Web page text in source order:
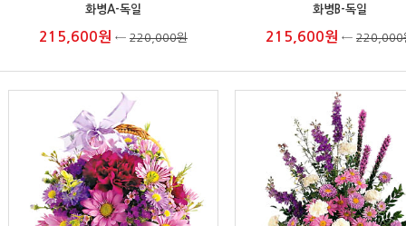
화병A-독일
215,600원 ← 220,000원
화병B-독일
215,600원 ← 220,000